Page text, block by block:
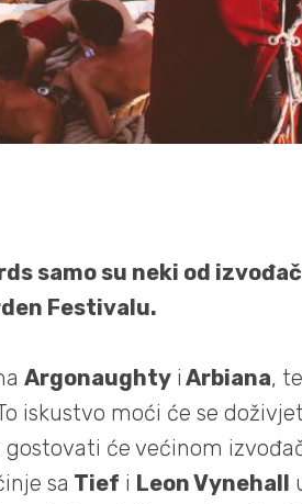
samo su neki od
Festivalu.
Argonaughtyi Arbiana,
iskustvo moći će se
gostovati će većinom
sa Tief i Leon Vynehall